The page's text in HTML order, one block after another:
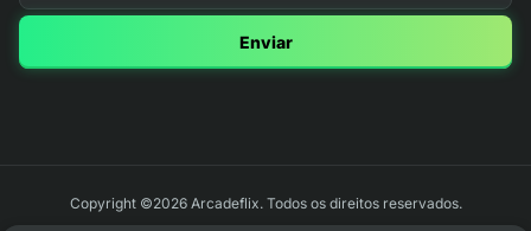
Enviar
Copyright ©2026 Arcadeflix. Todos os direitos reservados.